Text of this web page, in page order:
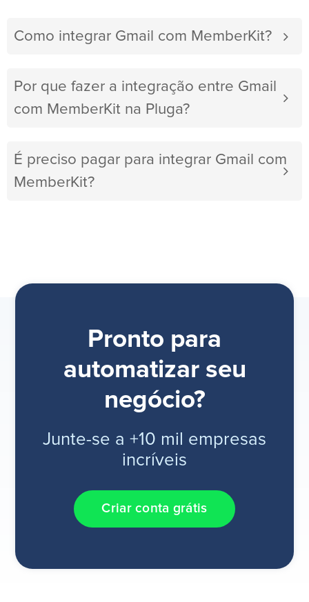
Como integrar Gmail com MemberKit?
Por que fazer a integração entre Gmail
com MemberKit na Pluga?
É preciso pagar para integrar Gmail com
MemberKit?
Pronto para
automatizar seu
negócio?
Junte-se a +10 mil empresas
incríveis
Criar conta grátis